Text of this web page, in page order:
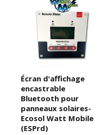
Écran d'affichage
encastrable
Bluetooth pour
panneaux solaires-
Ecosol Watt Mobile
(ESPrd)